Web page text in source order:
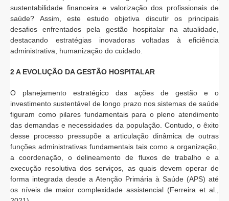
sustentabilidade financeira e valorização dos profissionais de
saúde? Assim, este estudo objetiva discutir os principais
desafios enfrentados pela gestão hospitalar na atualidade,
destacando estratégias inovadoras voltadas à eficiência
administrativa, humanização do cuidado.
2 A EVOLUÇÃO DA GESTÃO HOSPITALAR
O planejamento estratégico das ações de gestão e o
investimento sustentável de longo prazo nos sistemas de saúde
figuram como pilares fundamentais para o pleno atendimento
das demandas e necessidades da população. Contudo, o êxito
desse processo pressupõe a articulação dinâmica de outras
funções administrativas fundamentais tais como a organização,
a coordenação, o delineamento de fluxos de trabalho e a
execução resolutiva dos serviços, as quais devem operar de
forma integrada desde a Atenção Primária à Saúde (APS) até
os níveis de maior complexidade assistencial (Ferreira et al.,